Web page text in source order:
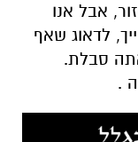
אבל אנו
לדאוג שאף
סבלת.
.